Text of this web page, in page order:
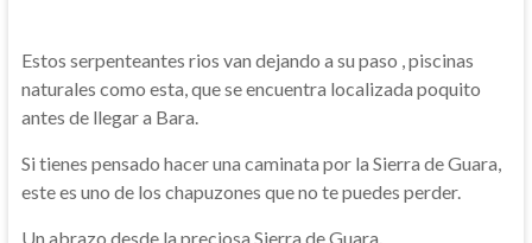
Estos serpenteantes rios van dejando a su paso , piscinas
naturales como esta, que se encuentra localizada poquito
antes de llegar a Bara.
Si tienes pensado hacer una caminata por la Sierra de Guara,
este es uno de los chapuzones que no te puedes perder.
Un abrazo desde la preciosa Sierra de Guara.